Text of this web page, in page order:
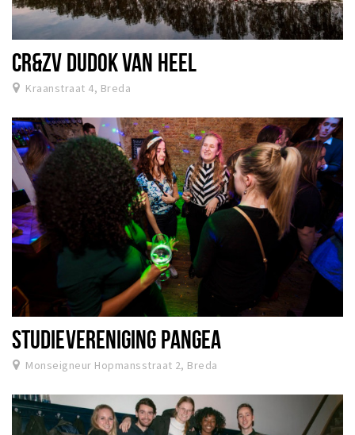
CR&ZV DUDOK VAN HEEL
Kraanstraat 4, Breda
STUDIEVERENIGING PANGEA
Monseigneur Hopmansstraat 2, Breda